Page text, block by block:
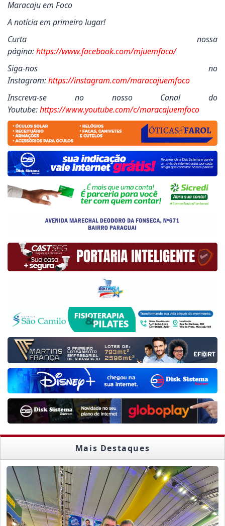
Maracaju em Foco
A notícia em primeiro lugar!
Curta nossa
página:https://www.facebook.com/mjuemfoco/
Siga-nos no
Instagram:https://instagram.com/maracajuemfoco
Inscreva-se no nosso Canal do
Youtube:https://www.youtube.com/c/maracajuemfoco
Mais Destaques